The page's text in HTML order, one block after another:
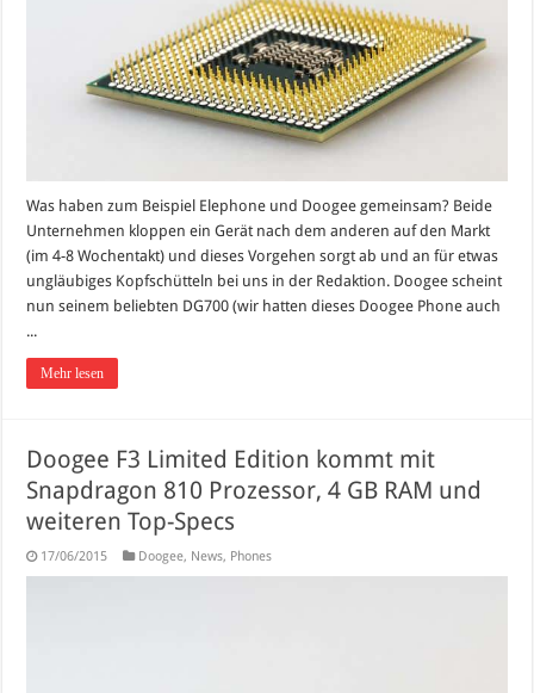
Was haben zum Beispiel Elephone und Doogee gemeinsam? Beide
Unternehmen kloppen ein Gerät nach dem anderen auf den Markt
(im 4-8 Wochentakt) und dieses Vorgehen sorgt ab und an für etwas
ungläubiges Kopfschütteln bei uns in der Redaktion. Doogee scheint
nun seinem beliebten DG700 (wir hatten dieses Doogee Phone auch
...
Mehr lesen
Doogee F3 Limited Edition kommt mit
Snapdragon 810 Prozessor, 4 GB RAM und
weiteren Top-Specs
17/06/2015 Doogee, News, Phones